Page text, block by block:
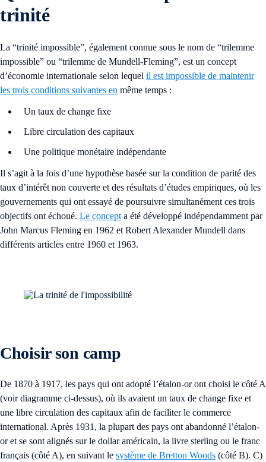
trinité
La “trinité impossible”, également connue sous le nom de “trilemme
impossible” ou “trilemme de Mundell-Fleming”, est un concept
d’économie internationale selon lequel il est impossible de maintenir
les trois conditions suivantes en même temps :
Un taux de change fixe
Libre circulation des capitaux
Une politique monétaire indépendante
Il s’agit à la fois d’une hypothèse basée sur la condition de parité des
taux d’intérêt non couverte et des résultats d’études empiriques, où les
gouvernements qui ont essayé de poursuivre simultanément ces trois
objectifs ont échoué. Le concept a été développé indépendamment par
John Marcus Fleming en 1962 et Robert Alexander Mundell dans
différents articles entre 1960 et 1963.
Choisir son camp
De 1870 à 1917, les pays qui ont adopté l’étalon-or ont choisi le côté A
(voir diagramme ci-dessus), où ils avaient un taux de change fixe et
une libre circulation des capitaux afin de faciliter le commerce
international. Après 1931, la plupart des pays ont abandonné l’étalon-
or et se sont alignés sur le dollar américain, la livre sterling ou le franc
français (côté A), en suivant le système de Bretton Woods (côté B). C)